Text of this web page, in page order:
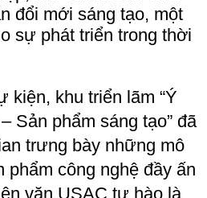
sổ” kết nối bầu
chúng mình
văn học
viên, giúp các
này không
còn truyền tải
thúc tinh thần
(SQM) hỗ trợ
bị này thể